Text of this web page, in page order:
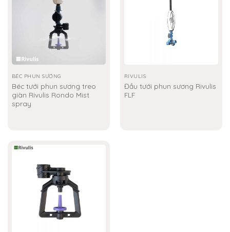
BÉC PHUN SƯƠNG
Béc tưới phun sương treo
giàn Rivulis Rondo Mist
spray
RIVULIS
Đầu tưới phun sương Rivulis
FLF